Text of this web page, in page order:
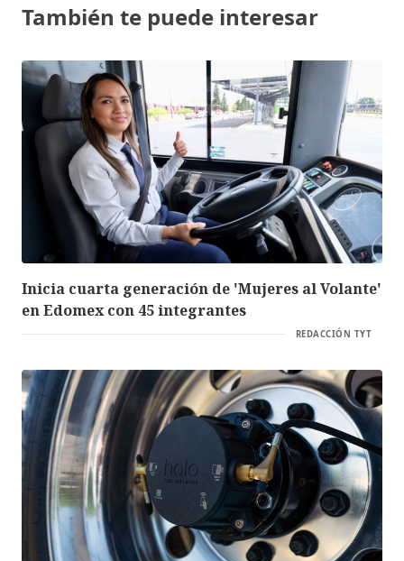
También te puede interesar
Inicia cuarta generación de 'Mujeres al Volante'
en Edomex con 45 integrantes
REDACCIÓN TYT